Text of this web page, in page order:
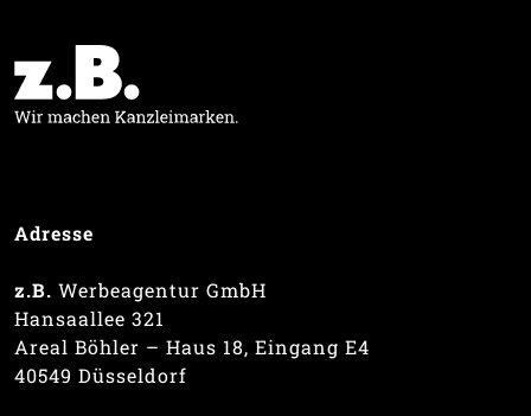
Adresse
z.B. Werbeagentur GmbH
Hansaallee 321
Areal Böhler – Haus 18, Eingang E4
40549 Düsseldorf